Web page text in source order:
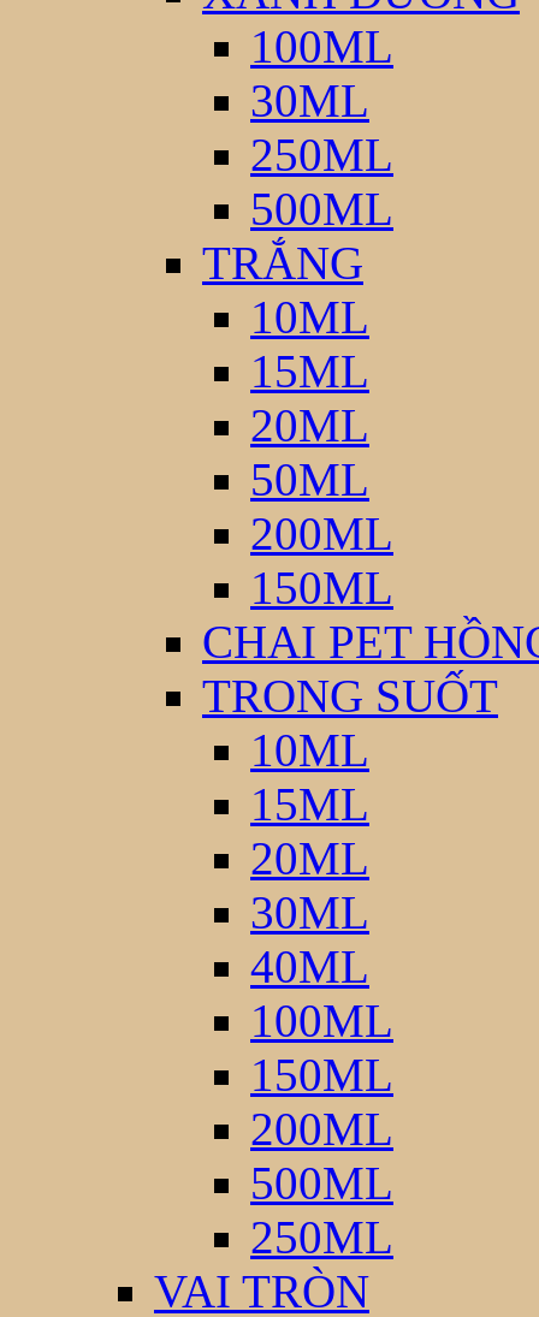
100ML
30ML
250ML
500ML
TRẮNG
10ML
15ML
20ML
50ML
200ML
150ML
CHAI PET
TRONG SUỐT
10ML
15ML
20ML
30ML
40ML
100ML
150ML
200ML
500ML
250ML
VAI TRÒN